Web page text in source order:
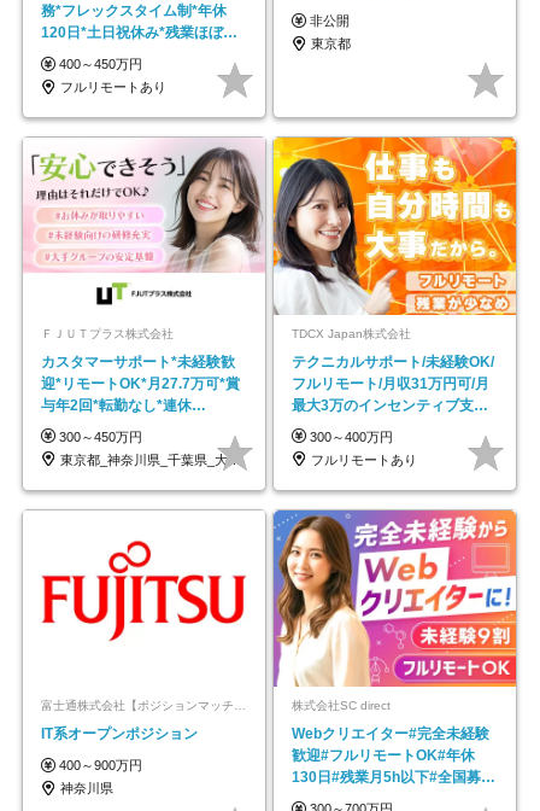
務*フレックスタイム制*年休
120日*土日祝休み*残業ほぼな
し*育児中社員8割以上
400～450万円
フルリモートあり
非公開
東京都
ＦＪＵＴプラス株式会社
カスタマーサポート*未経験歓
迎*リモートOK*月27.7万可*賞
与年2回*転勤なし*連休
OK/ZE010232
300～450万円
東京都_神奈川県_千葉県_大阪府_愛知県…
TDCX Japan株式会社
テクニカルサポート/未経験OK/
フルリモート/月収31万円可/月
最大3万のインセンティブ支給/
平均年齢33歳
300～400万円
フルリモートあり
富士通株式会社【ポジションマッチ登録】
IT系オープンポジション
400～900万円
神奈川県
株式会社SC direct
Webクリエイター#完全未経験
歓迎#フルリモートOK#年休
130日#残業月5h以下#全国募集
#最大1年の研修